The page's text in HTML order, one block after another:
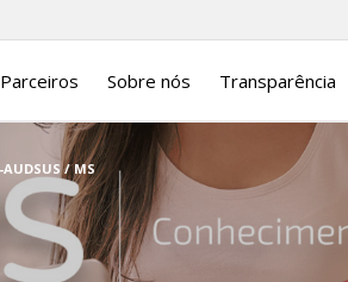
Parceiros Sobre nós Transparência
AUDSUS / MS